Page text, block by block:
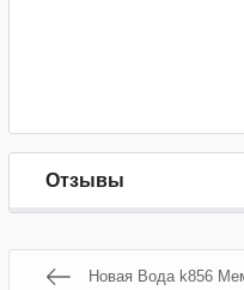
Отзывы
Новая Вода k856